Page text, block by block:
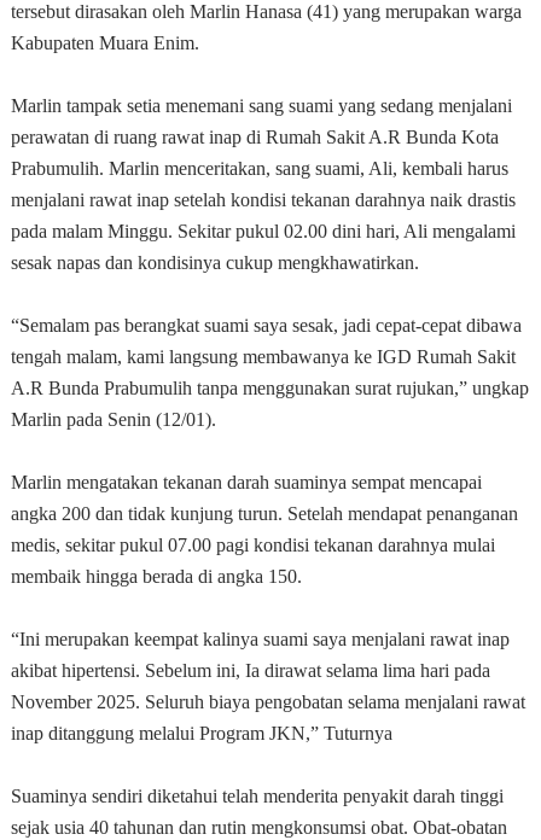
tersebut dirasakan oleh Marlin Hanasa (41) yang merupakan warga
Kabupaten Muara Enim.
Marlin tampak setia menemani sang suami yang sedang menjalani
perawatan di ruang rawat inap di Rumah Sakit A.R Bunda Kota
Prabumulih. Marlin menceritakan, sang suami, Ali, kembali harus
menjalani rawat inap setelah kondisi tekanan darahnya naik drastis
pada malam Minggu. Sekitar pukul 02.00 dini hari, Ali mengalami
sesak napas dan kondisinya cukup mengkhawatirkan.
“Semalam pas berangkat suami saya sesak, jadi cepat-cepat dibawa
tengah malam, kami langsung membawanya ke IGD Rumah Sakit
A.R Bunda Prabumulih tanpa menggunakan surat rujukan,” ungkap
Marlin pada Senin (12/01).
Marlin mengatakan tekanan darah suaminya sempat mencapai
angka 200 dan tidak kunjung turun. Setelah mendapat penanganan
medis, sekitar pukul 07.00 pagi kondisi tekanan darahnya mulai
membaik hingga berada di angka 150.
“Ini merupakan keempat kalinya suami saya menjalani rawat inap
akibat hipertensi. Sebelum ini, Ia dirawat selama lima hari pada
November 2025. Seluruh biaya pengobatan selama menjalani rawat
inap ditanggung melalui Program JKN,” Tuturnya
Suaminya sendiri diketahui telah menderita penyakit darah tinggi
sejak usia 40 tahunan dan rutin mengkonsumsi obat. Obat-obatan